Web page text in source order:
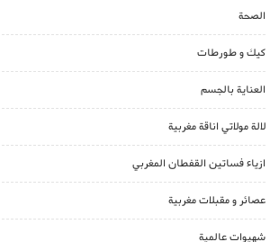
الصحة
كيك و طورطات
العناية بالجسم
لالة مولاتي اناقة مغربية
ازياء فساتين القفطان المغربي
عصائر و مقبلات مغربية
شهيوات عالمية